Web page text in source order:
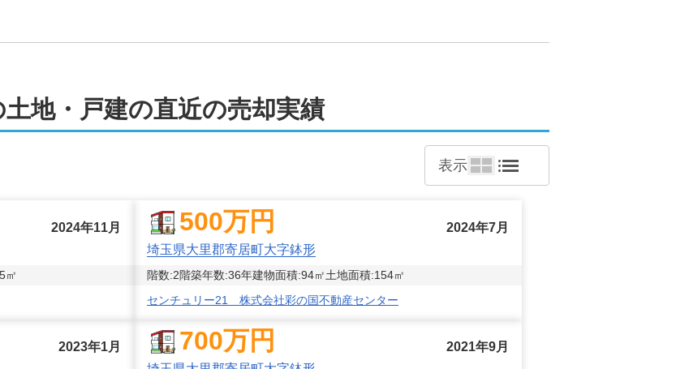
地・戸建の直近の売却実績
表示
2024年11月
㎡
500万円
2024年7月
埼玉県大里郡寄居町大字鉢形
階数:2階築年数:36年建物面積:94㎡土地面積:154㎡
センチュリー21 株式会社彩の国不動産センター
2023年1月
700万円
2021年9月